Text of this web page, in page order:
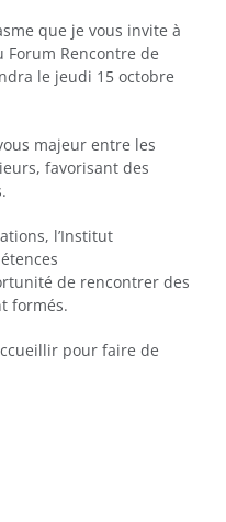
que je vous invite à
Rencontre de
le jeudi 15 octobre
majeur entre les
favorisant des
l’Institut
de rencontrer des
formés.
pour faire de